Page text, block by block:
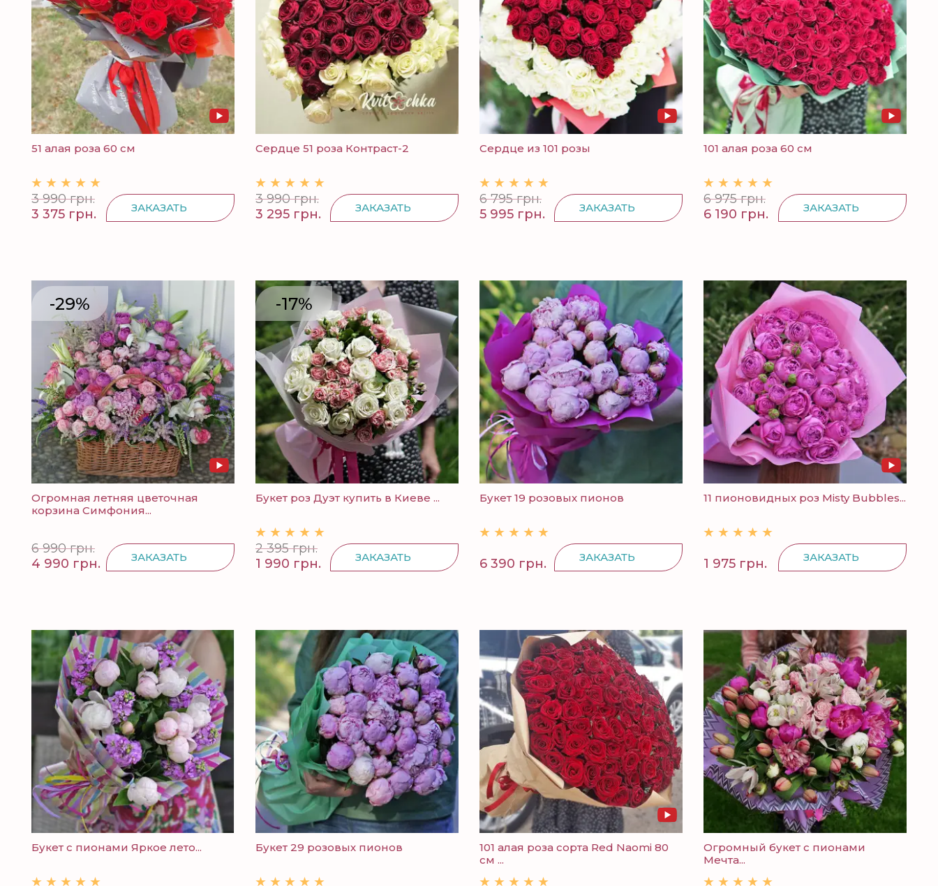
51 алая роза 60 см
3 990 грн.
3 375 грн.
ЗАКАЗАТЬ
Сердце 51 роза Контраст-2
3 990 грн.
3 295 грн.
ЗАКАЗАТЬ
Сердце из 101 розы
6 795 грн.
5 995 грн.
ЗАКАЗАТЬ
101 алая роза 60 см
6 975 грн.
6 190 грн.
ЗАКАЗАТЬ
-29%
Огромная летняя цветочная
корзина Симфония...
6 990 грн.
4 990 грн.
ЗАКАЗАТЬ
-17%
Букет роз Дуэт купить в Киеве ...
2 395 грн.
1 990 грн.
ЗАКАЗАТЬ
Букет 19 розовых пионов
6 390 грн. ЗАКАЗАТЬ
11 пионовидных роз Misty Bubbles...
1 975 грн. ЗАКАЗАТЬ
Букет с пионами Яркое лето... Букет 29 розовых пионов
101 алая роза сорта Red Naomi 80
см ...
Огромный букет с пионами
Мечта...